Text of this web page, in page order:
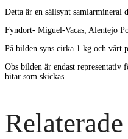
Detta är en sällsynt samlarmineral
Fyndort- Miguel-Vacas, Alentejo
På bilden syns cirka 1 kg och vårt
Obs bilden är endast
bitar som skickas.